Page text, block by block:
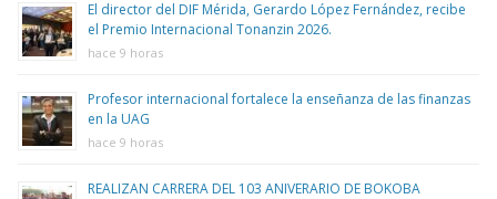
El director del DIF Mérida, Gerardo López Fernández, recibe
el Premio Internacional Tonanzin 2026.
hace 9 horas
Profesor internacional fortalece la enseñanza de las finanzas
en la UAG
hace 9 horas
REALIZAN CARRERA DEL 103 ANIVERARIO DE BOKOBA